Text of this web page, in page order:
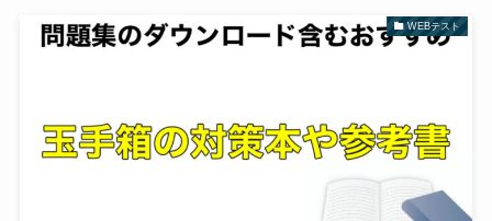
WEBテスト